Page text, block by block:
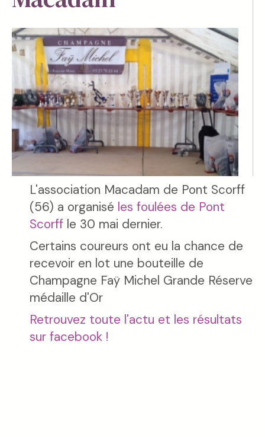
L'association Macadam de Pont Scorff
(56) a organisé les foulées de Pont
Scorff le 30 mai dernier.
Certains coureurs ont eu la chance de
recevoir en lot une bouteille de
Champagne Faÿ Michel Grande Réserve
médaille d'Or
Retrouvez toute l'actu et les résultats
sur facebook !